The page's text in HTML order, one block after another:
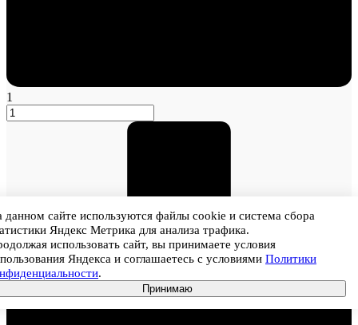
1
данном сайте используются файлы cookie и система сбора
Яндекс Метрика для анализа трафика.
использовать сайт, вы принимаете условия
Яндекса и соглашаетесь с условиями Политики
.
Принимаю